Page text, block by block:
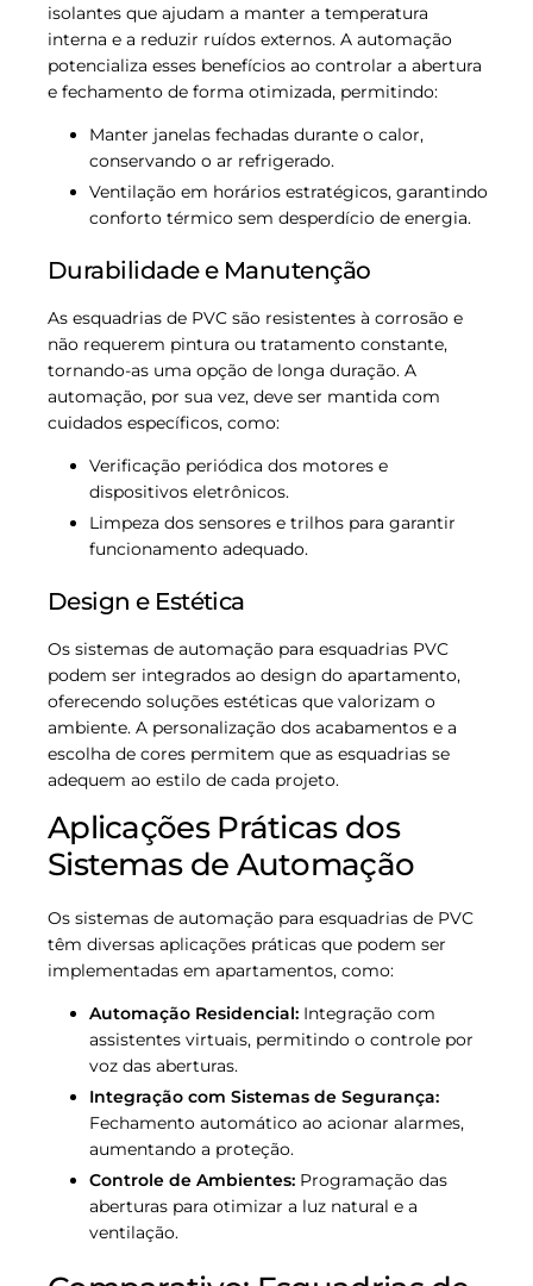
isolantes que ajudam a manter a temperatura
interna e a reduzir ruídos externos. A automação
potencializa esses benefícios ao controlar a abertura
e fechamento de forma otimizada, permitindo:
Manter janelas fechadas durante o calor,
conservando o ar refrigerado.
Ventilação em horários estratégicos, garantindo
conforto térmico sem desperdício de energia.
Durabilidade e Manutenção
As esquadrias de PVC são resistentes à corrosão e
não requerem pintura ou tratamento constante,
tornando-as uma opção de longa duração. A
automação, por sua vez, deve ser mantida com
cuidados específicos, como:
Verificação periódica dos motores e
dispositivos eletrônicos.
Limpeza dos sensores e trilhos para garantir
funcionamento adequado.
Design e Estética
Os sistemas de automação para esquadrias PVC
podem ser integrados ao design do apartamento,
oferecendo soluções estéticas que valorizam o
ambiente. A personalização dos acabamentos e a
escolha de cores permitem que as esquadrias se
adequem ao estilo de cada projeto.
Aplicações Práticas dos
Sistemas de Automação
Os sistemas de automação para esquadrias de PVC
têm diversas aplicações práticas que podem ser
implementadas em apartamentos, como:
Automação Residencial: Integração com
assistentes virtuais, permitindo o controle por
voz das aberturas.
Integração com Sistemas de Segurança:
Fechamento automático ao acionar alarmes,
aumentando a proteção.
Controle de Ambientes: Programação das
aberturas para otimizar a luz natural e a
ventilação.